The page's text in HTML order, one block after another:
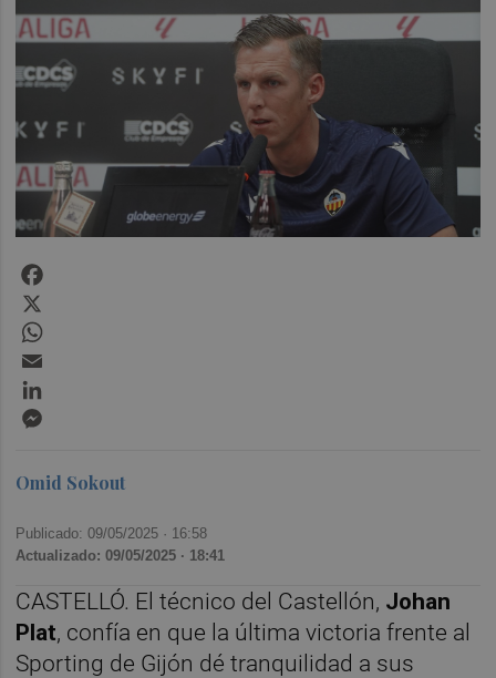
Omid Sokout
Publicado: 09/05/2025 · 16:58
Actualizado: 09/05/2025 · 18:41
CASTELLÓ. El técnico del Castellón, Johan
Plat, confía en que la última victoria frente al
Sporting de Gijón dé tranquilidad a sus